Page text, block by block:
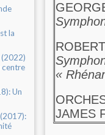
la
(2022)
centre
Un
«
JAMES